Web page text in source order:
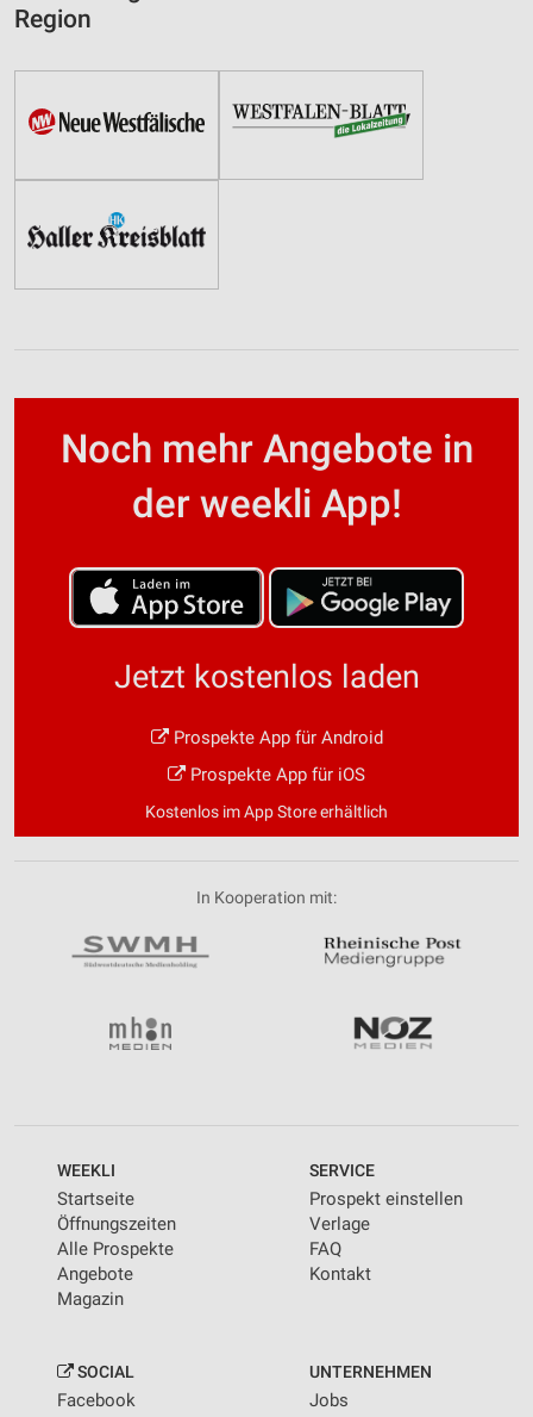
Region
Noch mehr Angebote in
der weekli App!
Jetzt kostenlos laden
Prospekte App für Android
Prospekte App für iOS
Kostenlos im App Store erhältlich
In Kooperation mit:
WEEKLI
Startseite
Öffnungszeiten
Alle Prospekte
Angebote
Magazin
SERVICE
Prospekt einstellen
Verlage
FAQ
Kontakt
SOCIAL
Facebook
UNTERNEHMEN
Jobs